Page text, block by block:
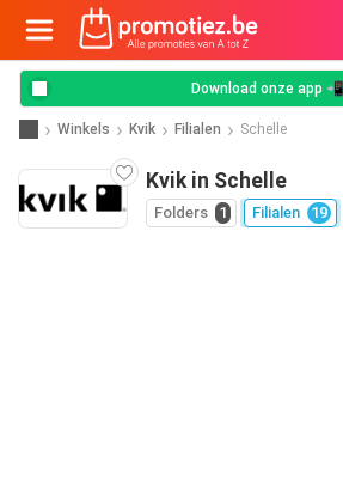
Download onze app 📲
Winkels Kvik Filialen Schelle
Kvik in Schelle
Folders 1 Filialen 19